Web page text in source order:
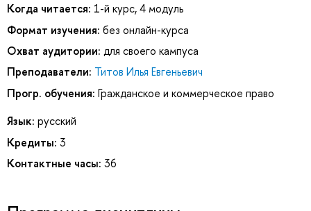
Когда читается: 1-й курс, 4 модуль
Формат изучения: без онлайн-курса
Охват аудитории: для своего кампуса
Преподаватели: Титов Илья Евгеньевич
Прогр. обучения: Гражданское и коммерческое право
Язык: русский
Кредиты: 3
Контактные часы: 36